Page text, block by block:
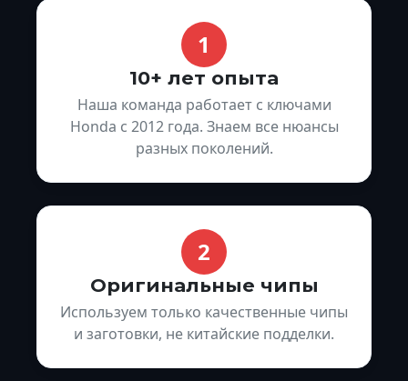
1
10+ лет опыта
Наша команда работает с ключами
Honda с 2012 года. Знаем все нюансы
разных поколений.
2
Оригинальные чипы
Используем только качественные чипы
и заготовки, не китайские подделки.